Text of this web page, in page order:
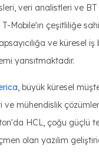
veri analistleri ve
T-Mobile'ın çeşitliliğe
ve küresel
yansıtmaktadır.
, büyük küresel
ve mühendislik
HCL, çoğu güçlü
olan yazılım